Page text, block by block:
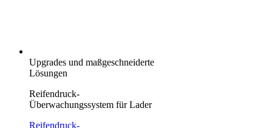
Upgrades und maßgeschneiderte
Lösungen
Reifendruck-
Überwachungssystem für Lader
Reifendruck-